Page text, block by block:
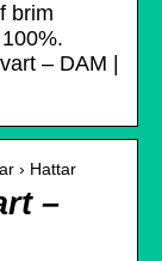
brim
– DAM |
› Hattar
–